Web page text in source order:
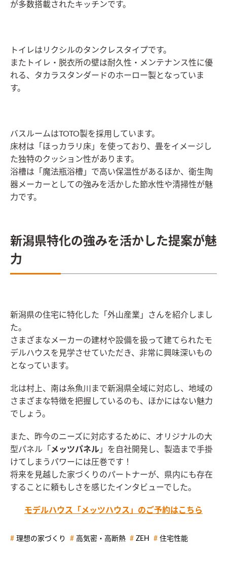
が多数搭載されたキッチンです。
トイレはリクシルのタンクレスタイプです。
またトイレ・脱衣所の壁は耐久性・メンテナンス性に優
れる、タカラスタンダードのホーロー製となっていま
す。
バスルームはTOTO製を採用しています。
床材は「ほっカラリ床」を使っており、畳をイメージし
た独特のクッション性があります。
浴槽は「魔法瓶浴槽」で高い保温性があるほか、衛生陶
器メーカーとしての強みを活かした節水性や清掃性が魅
力です。
新潟県特化の強みを活かした提案が魅
力
新潟県の住宅に特化した「外山産業」さんを紹介しまし
た。
さまざまなメーカーの建材や設備を扱って建てられたモ
デルハウスを見学させていただき、非常に興味深いもの
となっています。
北は村上、南は糸魚川まで新潟県全域に対応し、地域の
さまざまな特徴を把握しているのも、ほかにはない魅力
でしょう。
また、昨今のニーズに対応するために、オリジナルの大
型パネル「 メッツパネル 」を自社開発し、製造まで手掛
けてしまうパワーには圧巻です！
将来を見越した家づくりのパートナーが、県内にも存在
することに頼もしさを感じたインタビューでした。
モデルハウス「メッツハウス」のご予約はこちら
理想の家づくり 高気密・高断熱 ZEH 住宅性能